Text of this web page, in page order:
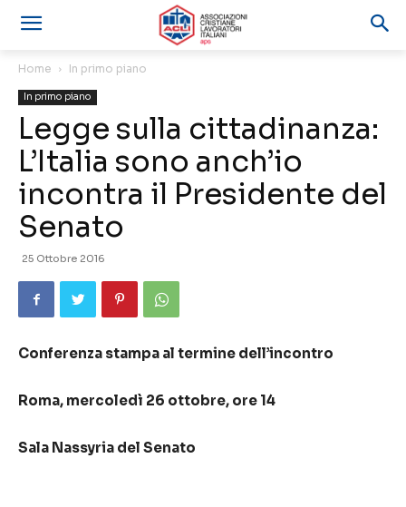
Home In primo piano
In primo piano
Legge sulla cittadinanza:
L’Italia sono anch’io
incontra il Presidente del
Senato
25 Ottobre 2016
Conferenza stampa al termine dell’incontro
Roma, mercoledì 26 ottobre, ore 14
Sala Nassyria del Senato